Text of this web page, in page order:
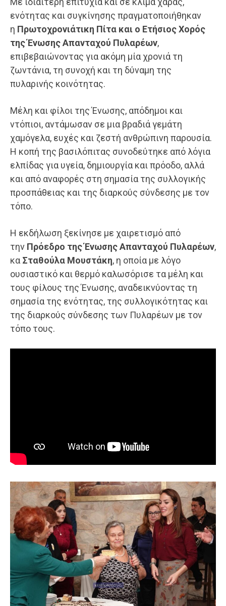
ενότητας και συγκίνησης πραγματοποιήθηκαν
η Πρωτοχρονιάτικη Πίτα και ο Ετήσιος Χορός
της Ένωσης Απανταχού Πυλαρέων,
επιβεβαιώνοντας για ακόμη μία χρονιά τη
ζωντάνια, τη συνοχή και τη δύναμη της
πυλαρινής κοινότητας.
Μέλη και φίλοι της Ένωσης, απόδημοι και
ντόπιοι, αντάμωσαν σε μια βραδιά γεμάτη
χαμόγελα, ευχές και ζεστή ανθρώπινη παρουσία.
Η κοπή της βασιλόπιτας συνοδεύτηκε από λόγια
ελπίδας για υγεία, δημιουργία και πρόοδο, αλλά
και από αναφορές στη σημασία της συλλογικής
προσπάθειας και της διαρκούς σύνδεσης με τον
τόπο.
Η εκδήλωση ξεκίνησε με χαιρετισμό από
την Πρόεδρο της Ένωσης Απανταχού Πυλαρέων,
κα Σταθούλα Μουστάκη, η οποία με λόγο
ουσιαστικό και θερμό καλωσόρισε τα μέλη και
τους φίλους της Ένωσης, αναδεικνύοντας τη
σημασία της ενότητας, της συλλογικότητας και
της διαρκούς σύνδεσης των Πυλαρέων με τον
τόπο τους.